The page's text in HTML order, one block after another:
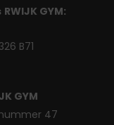
RWIJK GYM:
B71
GYM
47